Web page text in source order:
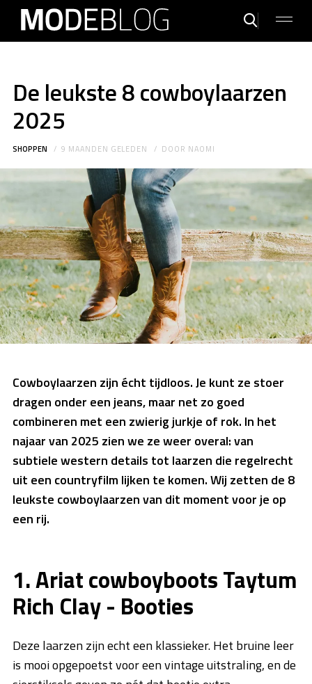
De leukste 8 cowboylaarzen​
2025
SHOPPEN 9 MAANDEN GELEDEN DOOR NAOMI
Cowboylaarzen zijn écht tijdloos. Je kunt ze stoer
dragen onder een jeans, maar net zo goed
combineren met een zwierig jurkje of rok. In het
najaar van 2025 zien we ze weer overal: van
subtiele western details tot laarzen die regelrecht
uit een countryfilm lijken te komen. Wij zetten de 8
leukste cowboylaarzen van dit moment voor je op
een rij.
1. Ariat cowboyboots Taytum
Rich Clay - Booties
Deze laarzen zijn echt een klassieker. Het bruine leer
is mooi opgepoetst voor een vintage uitstraling, en de